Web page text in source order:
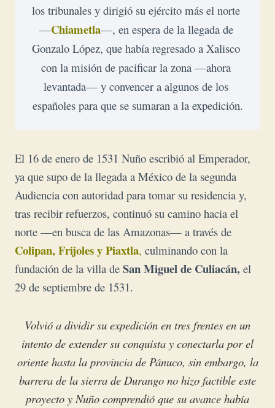
los tribunales y dirigió su ejército más el norte
—Chiametla—, en espera de la llegada de
Gonzalo López, que había regresado a Xalisco
con la misión de pacificar la zona —ahora
levantada— y convencer a algunos de los
españoles para que se sumaran a la expedición.
El 16 de enero de 1531 Nuño escribió al Emperador,
ya que supo de la llegada a México de la segunda
Audiencia con autoridad para tomar su residencia y,
tras recibir refuerzos, continuó su camino hacia el
norte —en busca de las Amazonas— a través de
Colipan, Frijoles y Piaxtla, culminando con la
fundación de la villa de San Miguel de Culiacán, el
29 de septiembre de 1531.
Volvió a dividir su expedición en tres frentes en un
intento de extender su conquista y conectarla por el
oriente hasta la provincia de Pánuco, sin embargo, la
barrera de la sierra de Durango no hizo factible este
proyecto y Nuño comprendió que su avance había